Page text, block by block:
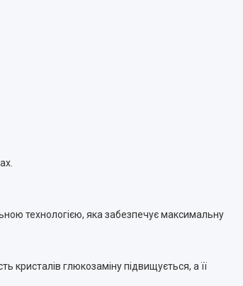
технологією, яка забезпечує максимальну
кристалів глюкозаміну підвищується, а її